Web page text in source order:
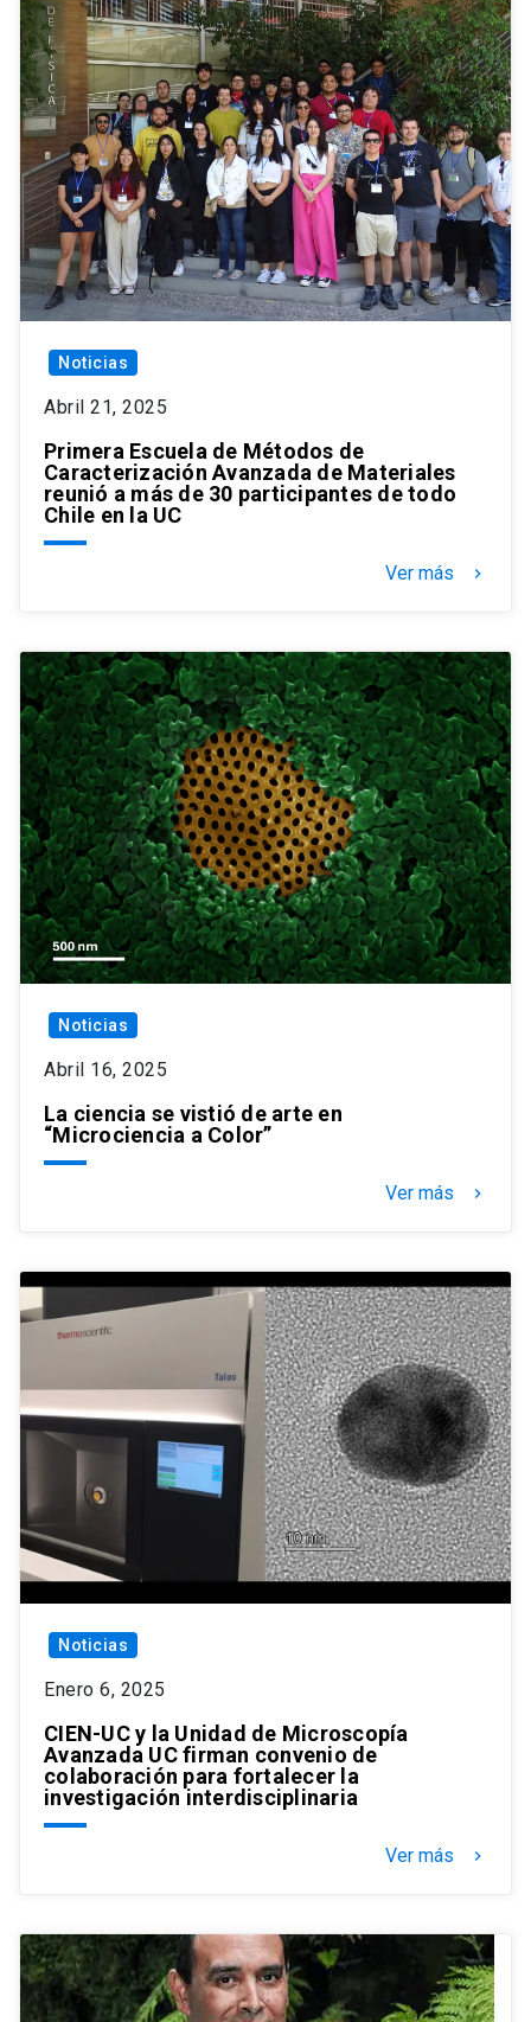
Noticias
Abril 21, 2025
Primera Escuela de Métodos de
Caracterización Avanzada de Materiales
reunió a más de 30 participantes de todo
Chile en la UC
Ver más keyboard_arrow_right
Noticias
Abril 16, 2025
La ciencia se vistió de arte en
“Microciencia a Color”
Ver más keyboard_arrow_right
Noticias
Enero 6, 2025
CIEN-UC y la Unidad de Microscopía
Avanzada UC firman convenio de
colaboración para fortalecer la
investigación interdisciplinaria
Ver más keyboard_arrow_right